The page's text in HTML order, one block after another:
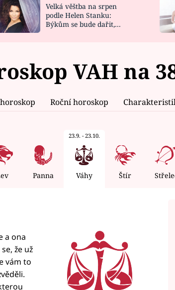
NOVINKY
VIDEORECEPTY
DESIGN
Velká věštba na srpen
podle Helen Stanku:
Býkům se bude dařit,
VAH na
Roční horoskop
Panna
23.9. - 23.10.
Váhy Štír
a ona
že už
vám to